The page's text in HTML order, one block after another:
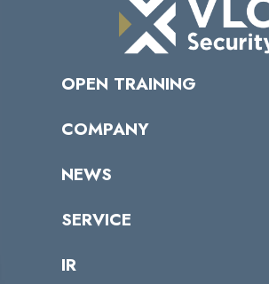
OPEN TRAINING
受講者の声
COMPANY
トップメッセージ
ミッション／ビジョン
パートナー企業一覧
NEWS
サイバーニュース
SERVICE
カテゴリー別サービス一覧
IR